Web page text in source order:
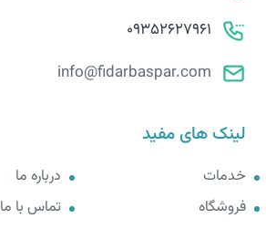
09352627961
info@fidarbaspar.com
لینک های مفید
خدمات
فروشگاه
درباره ما
تماس با ما